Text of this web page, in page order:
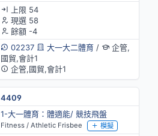
上限 54
現選 58
餘額 -4
02237
大一大二體育/
企管,
國貿,會計1
企管,國貿,會計1
4409
1-大一體育：體適能/ 競技飛盤
Fitness / Athletic Frisbee 模擬